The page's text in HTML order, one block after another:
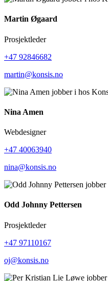
Martin Øgaard
Prosjektleder
+47 92846682
martin@konsis.no
Nina Amen
Webdesigner
+47 40063940
nina@konsis.no
Odd Johnny Pettersen
Prosjektleder
+47 97110167
oj@konsis.no